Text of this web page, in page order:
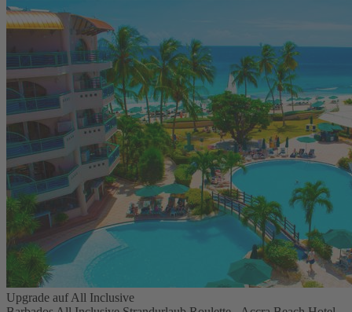
Upgrade auf All Inclusive